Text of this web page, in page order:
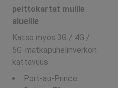
peittokartat muille
alueille
Katso myös 3G / 4G /
5G-matkapuhelinverkon
kattavuus :
Port-au-Prince